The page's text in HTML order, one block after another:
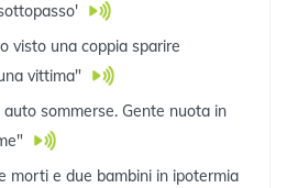
visto una coppia sparire
vittima"
sommerse. Gente nuota in
morti e due bambini in ipotermia